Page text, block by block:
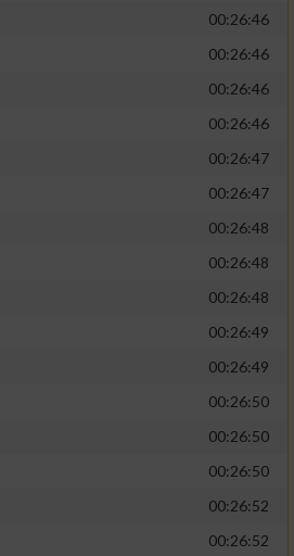
00:26:46
00:26:46
00:26:46
00:26:46
00:26:47
00:26:47
00:26:48
00:26:48
00:26:48
00:26:49
00:26:49
00:26:50
00:26:50
00:26:50
00:26:52
00:26:52